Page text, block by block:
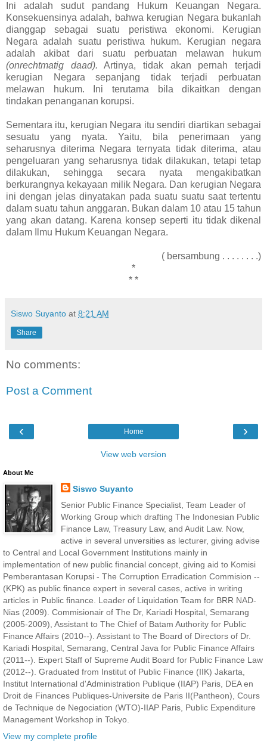
Ini adalah sudut pandang Hukum Keuangan Negara.
Konsekuensinya adalah, bahwa kerugian Negara bukanlah
dianggap sebagai suatu peristiwa ekonomi. Kerugian
Negara adalah suatu peristiwa hukum. Kerugian negara
adalah akibat dari suatu perbuatan melawan hukum
(onrechtmatig daad). Artinya, tidak akan pernah terjadi
kerugian Negara sepanjang tidak terjadi perbuatan
melawan hukum. Ini terutama bila dikaitkan dengan
tindakan penanganan korupsi.
Sementara itu, kerugian Negara itu sendiri diartikan sebagai
sesuatu yang nyata. Yaitu, bila penerimaan yang
seharusnya diterima Negara ternyata tidak diterima, atau
pengeluaran yang seharusnya tidak dilakukan, tetapi tetap
dilakukan, sehingga secara nyata mengakibatkan
berkurangnya kekayaan milik Negara. Dan kerugian Negara
ini dengan jelas dinyatakan pada suatu suatu saat tertentu
dalam suatu tahun anggaran. Bukan dalam 10 atau 15 tahun
yang akan datang. Karena konsep seperti itu tidak dikenal
dalam Ilmu Hukum Keuangan Negara.
( bersambung . . . . . . . .)
*
* *
Siswo Suyanto at 8:21 AM
Share
No comments:
Post a Comment
‹ ›
Home
View web version
About Me
Siswo Suyanto
Senior Public Finance Specialist, Team Leader of
Working Group which drafting The Indonesian Public
Finance Law, Treasury Law, and Audit Law. Now,
active in several unversities as lecturer, giving advise
to Central and Local Government Institutions mainly in
implementation of new public financial concept, giving aid to Komisi
Pemberantasan Korupsi - The Corruption Erradication Commision --
(KPK) as public finance expert in several cases, active in writing
articles in Public finance. Leader of Liquidation Team for BRR NAD-
Nias (2009). Commisionair of The Dr, Kariadi Hospital, Semarang
(2005-2009), Assistant to The Chief of Batam Authority for Public
Finance Affairs (2010--). Assistant to The Board of Directors of Dr.
Kariadi Hospital, Semarang, Central Java for Public Finance Affairs
(2011--). Expert Staff of Supreme Audit Board for Public Finance Law
(2012--). Graduated from Institut of Public Finance (IIK) Jakarta,
Institut International d'Administration Publique (IIAP) Paris, DEA en
Droit de Finances Publiques-Universite de Paris II(Pantheon), Cours
de Technique de Negociation (WTO)-IIAP Paris, Public Expenditure
Management Workshop in Tokyo.
View my complete profile